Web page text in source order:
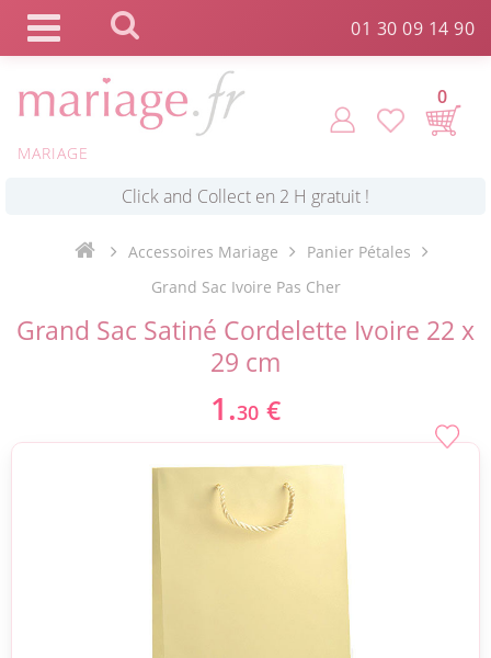
01 30 09 14 90
MARIAGE
0
Commande expédiée en 24h ! *
Click and Collect en 2 H gratuit !
Livraison point relais gratuit dès 89 € !*
Payez votre commande en 4X sans frais
Accessoires Mariage
Panier Pétales
Grand Sac Ivoire Pas Cher
Grand Sac Satiné Cordelette Ivoire 22 x
29 cm
1.30 €
Panneau de gestion des cookies